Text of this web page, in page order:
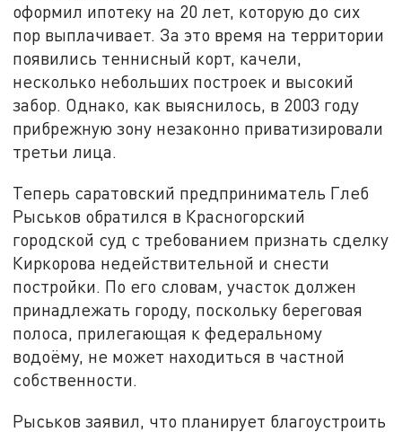
оформил ипотеку на 20 лет, которую до сих
пор выплачивает. За это время на территории
появились теннисный корт, качели,
несколько небольших построек и высокий
забор. Однако, как выяснилось, в 2003 году
прибрежную зону незаконно приватизировали
третьи лица.
Теперь саратовский предприниматель Глеб
Рыськов обратился в Красногорский
городской суд с требованием признать сделку
Киркорова недействительной и снести
постройки. По его словам, участок должен
принадлежать городу, поскольку береговая
полоса, прилегающая к федеральному
водоёму, не может находиться в частной
собственности.
Рыськов заявил, что планирует благоустроить